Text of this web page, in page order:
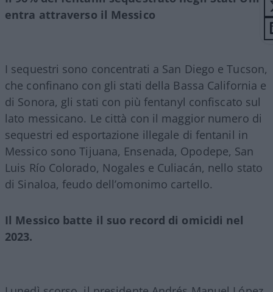
entra attraverso il Messico
I sequestri sono concentrati a San Diego e Tucson,
che confinano con gli stati della Bassa California e
di Sonora, gli stati con più fentanyl confiscato sul
lato messicano. Le città con il maggior numero di
sequestri ed esportazione illegale di fentanil in
Messico sono Tijuana, Ensenada, Opodepe, San
Luis Río Colorado, Nogales e Culiacán, nello stato
di Sinaloa, feudo dell’omonimo cartello.
Il Messico batte il suo record di omicidi nel
2023.